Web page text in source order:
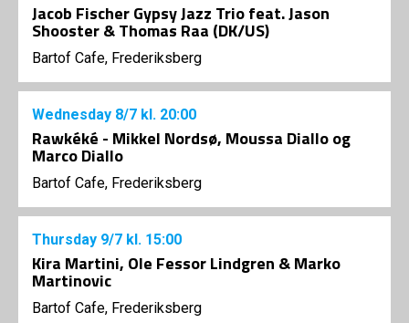
Jacob Fischer Gypsy Jazz Trio feat. Jason
Shooster & Thomas Raa (DK/US)
Bartof Cafe, Frederiksberg
Wednesday 8/7 kl. 20:00
Rawkéké - Mikkel Nordsø, Moussa Diallo og
Marco Diallo
Bartof Cafe, Frederiksberg
Thursday 9/7 kl. 15:00
Kira Martini, Ole Fessor Lindgren & Marko
Martinovic
Bartof Cafe, Frederiksberg